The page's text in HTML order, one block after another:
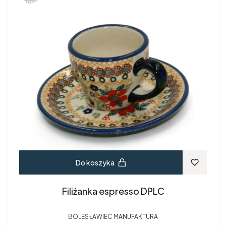
Do koszyka
Filiżanka espresso DPLC
BOLESŁAWIEC MANUFAKTURA